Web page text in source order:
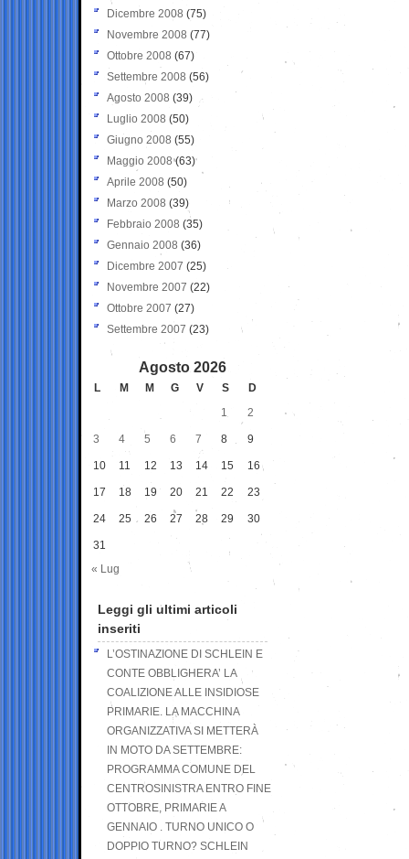
Dicembre 2008 (75)
Novembre 2008 (77)
Ottobre 2008 (67)
Settembre 2008 (56)
Agosto 2008 (39)
Luglio 2008 (50)
Giugno 2008 (55)
Maggio 2008(63)
Aprile 2008 (50)
Marzo 2008 (39)
Febbraio 2008 (35)
Gennaio 2008 (36)
Dicembre 2007 (25)
Novembre 2007 (22)
Ottobre 2007 (27)
Settembre 2007 (23)
Agosto 2026
L M M G V S
D
1
2
3 4 5 6 7 8 9
10 11 12 13 14 15 16
17 18 19 20 21 22 23
24 25 26 27 28 29 30
31
« Lug
Leggi gli ultimi articoli
inseriti
L’OSTINAZIONE DI SCHLEIN E
CONTE OBBLIGHERA’ LA
COALIZIONE ALLE INSIDIOSE
PRIMARIE. LA MACCHINA
ORGANIZZATIVA SI METTERÀ
IN MOTO DA SETTEMBRE:
PROGRAMMA COMUNE DEL
CENTROSINISTRA ENTRO FINE
OTTOBRE, PRIMARIE A
GENNAIO . TURNO UNICO O
DOPPIO TURNO? SCHLEIN